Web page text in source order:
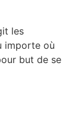
les
importe où
but de se